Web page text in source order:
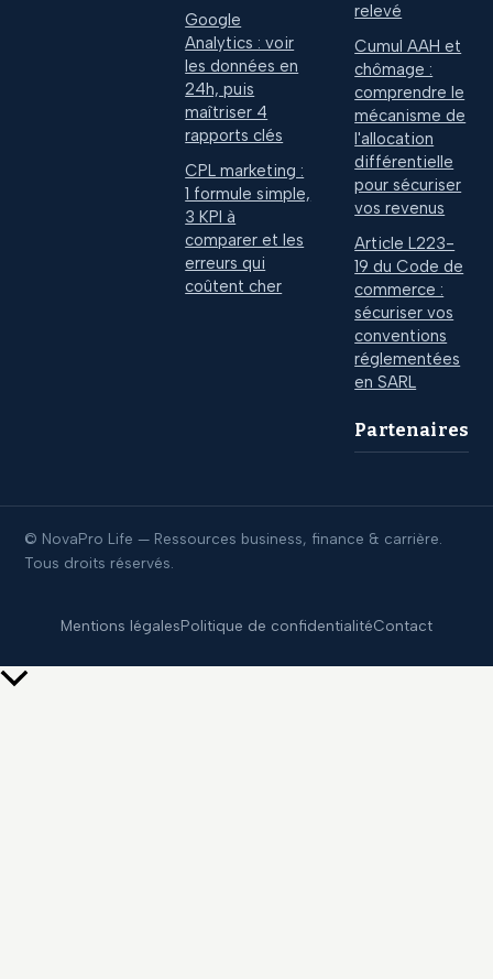
Google
Analytics : voir
les données en
24h, puis
maîtriser 4
rapports clés
CPL marketing :
1 formule simple,
3 KPI à
comparer et les
erreurs qui
coûtent cher
relevé
Cumul AAH et
chômage :
comprendre le
mécanisme de
l'allocation
différentielle
pour sécuriser
vos revenus
Article L223-
19 du Code de
commerce :
sécuriser vos
conventions
réglementées
en SARL
Partenaires
© NovaPro Life — Ressources business, finance & carrière.
Tous droits réservés.
Mentions légalesPolitique de confidentialitéContact